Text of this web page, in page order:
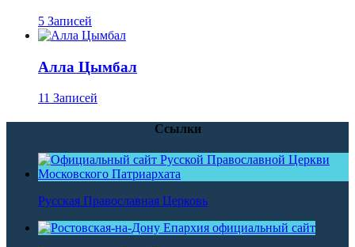
5 Записей
Алла Цымбал
11 Записей
Ссылки
Русская Православная Церковь